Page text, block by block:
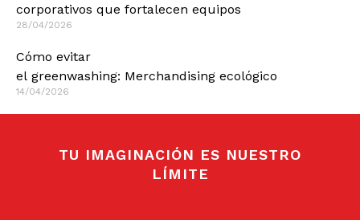
corporativos que fortalecen equipos
28/04/2026
Cómo evitar
el greenwashing: Merchandising ecológico
14/04/2026
TU IMAGINACIÓN ES NUESTRO
LÍMITE